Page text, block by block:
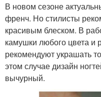
В новом сезоне
френч. Но стилисты
красивым блеском. В
камушки любого цвета
рекомендуют украшать
этом случае дизайн
вычурный.